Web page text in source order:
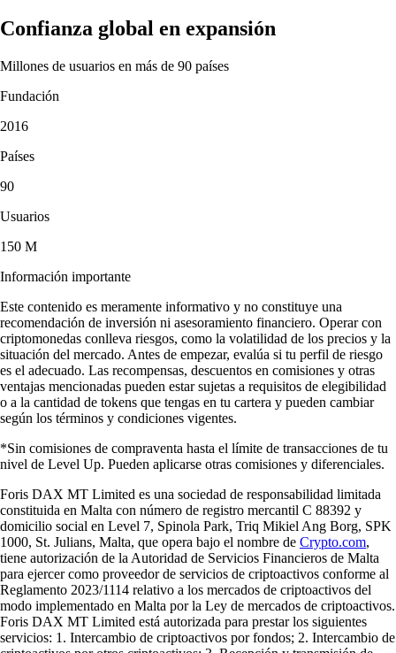
Confianza global en expansión
Millones de usuarios en más de 90 países
Fundación
2016
Países
90
Usuarios
150 M
Información importante
Este contenido es meramente informativo y no constituye una
recomendación de inversión ni asesoramiento financiero. Operar con
criptomonedas conlleva riesgos, como la volatilidad de los precios y la
situación del mercado. Antes de empezar, evalúa si tu perfil de riesgo
es el adecuado. Las recompensas, descuentos en comisiones y otras
ventajas mencionadas pueden estar sujetas a requisitos de elegibilidad
o a la cantidad de tokens que tengas en tu cartera y pueden cambiar
según los términos y condiciones vigentes.
*Sin comisiones de compraventa hasta el límite de transacciones de tu
nivel de Level Up. Pueden aplicarse otras comisiones y diferenciales.
Foris DAX MT Limited es una sociedad de responsabilidad limitada
constituida en Malta con número de registro mercantil C 88392 y
domicilio social en Level 7, Spinola Park, Triq Mikiel Ang Borg, SPK
1000, St. Julians, Malta, que opera bajo el nombre de Crypto.com,
tiene autorización de la Autoridad de Servicios Financieros de Malta
para ejercer como proveedor de servicios de criptoactivos conforme al
Reglamento 2023/1114 relativo a los mercados de criptoactivos del
modo implementado en Malta por la Ley de mercados de criptoactivos.
Foris DAX MT Limited está autorizada para prestar los siguientes
servicios: 1. Intercambio de criptoactivos por fondos; 2. Intercambio de